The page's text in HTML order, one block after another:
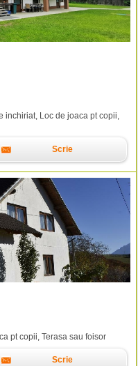
inchiriat, Loc de joaca pt copii,
Scrie
pt copii, Terasa sau foisor
Scrie